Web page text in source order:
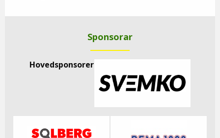
Sponsorar
Hovedsponsorer